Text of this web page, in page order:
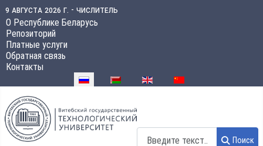
9 августа 2026 г. - числитель
О Республике Беларусь
Репозиторий
Платные услуги
Обратная связь
Контакты
Выберите язык
Поиск